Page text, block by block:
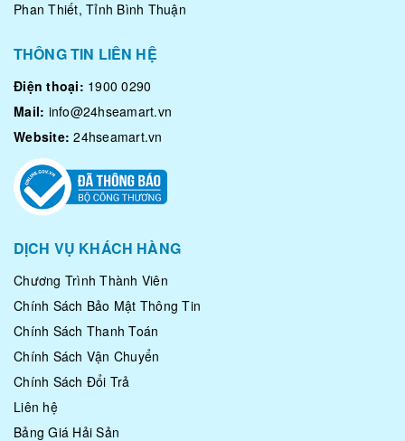
Phan Thiết, Tỉnh Bình Thuận
THÔNG TIN LIÊN HỆ
Điện thoại: 1900 0290
Mail: info@24hseamart.vn
Website: 24hseamart.vn
DỊCH VỤ KHÁCH HÀNG
Chương Trình Thành Viên
Chính Sách Bảo Mật Thông Tin
Chính Sách Thanh Toán
Chính Sách Vận Chuyển
Chính Sách Đổi Trả
Liên hệ
Bảng Giá Hải Sản